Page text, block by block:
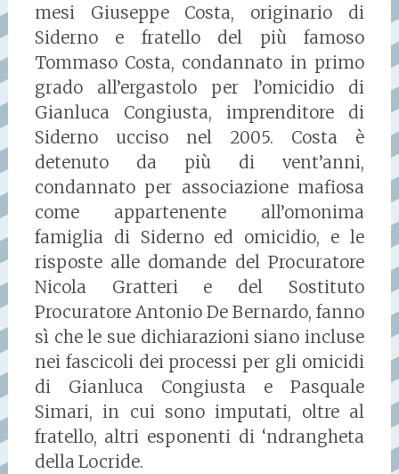
mesi Giuseppe Costa, originario di
Siderno e fratello del più famoso
Tommaso Costa, condannato in primo
grado all’ergastolo per l’omicidio di
Gianluca Congiusta, imprenditore di
Siderno ucciso nel 2005. Costa è
detenuto da più di vent’anni,
condannato per associazione mafiosa
come appartenente all’omonima
famiglia di Siderno ed omicidio, e le
risposte alle domande del Procuratore
Nicola Gratteri e del Sostituto
Procuratore Antonio De Bernardo, fanno
sì che le sue dichiarazioni siano incluse
nei fascicoli dei processi per gli omicidi
di Gianluca Congiusta e Pasquale
Simari, in cui sono imputati, oltre al
fratello, altri esponenti di ‘ndrangheta
della Locride.